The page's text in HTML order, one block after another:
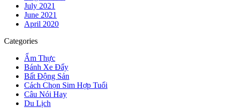
July 2021
June 2021
April 2020
Categories
Ẩm Thực
Bánh Xe Đẩy
Bất Động Sản
Cách Chọn Sim Hợp Tuổi
Câu Nói Hay
Du Lịch